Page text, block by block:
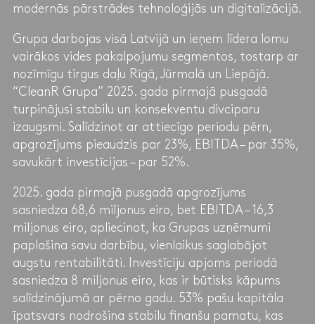
modernās pārstrādes tehnoloģijās un digitalizācijā.
Grupa darbojas visā Latvijā un ieņem līdera lomu
vairākos vides pakalpojumu segmentos, tostarp ar
nozīmīgu tirgus daļu Rīgā, Jūrmalā un Liepājā.
“CleanR Grupa” 2025. gada pirmajā pusgadā
turpinājusi stabilu un konsekventu divciparu
izaugsmi. Salīdzinot ar attiecīgo periodu pērn,
apgrozījums pieaudzis par 23%, EBITDA – par 35%,
savukārt investīcijas – par 52%.
2025. gada pirmajā pusgadā apgrozījums
sasniedza 68,6 miljonus eiro, bet EBITDA – 16,3
miljonus eiro, apliecinot, ka Grupas uzņēmumi
paplašina savu darbību, vienlaikus saglabājot
augstu rentabilitāti. Investīciju apjoms periodā
sasniedza 8 miljonus eiro, kas ir būtisks kāpums
salīdzinājumā ar pērno gadu. 53% pašu kapitāla
īpatsvars nodrošina stabilu finanšu pamatu, kas